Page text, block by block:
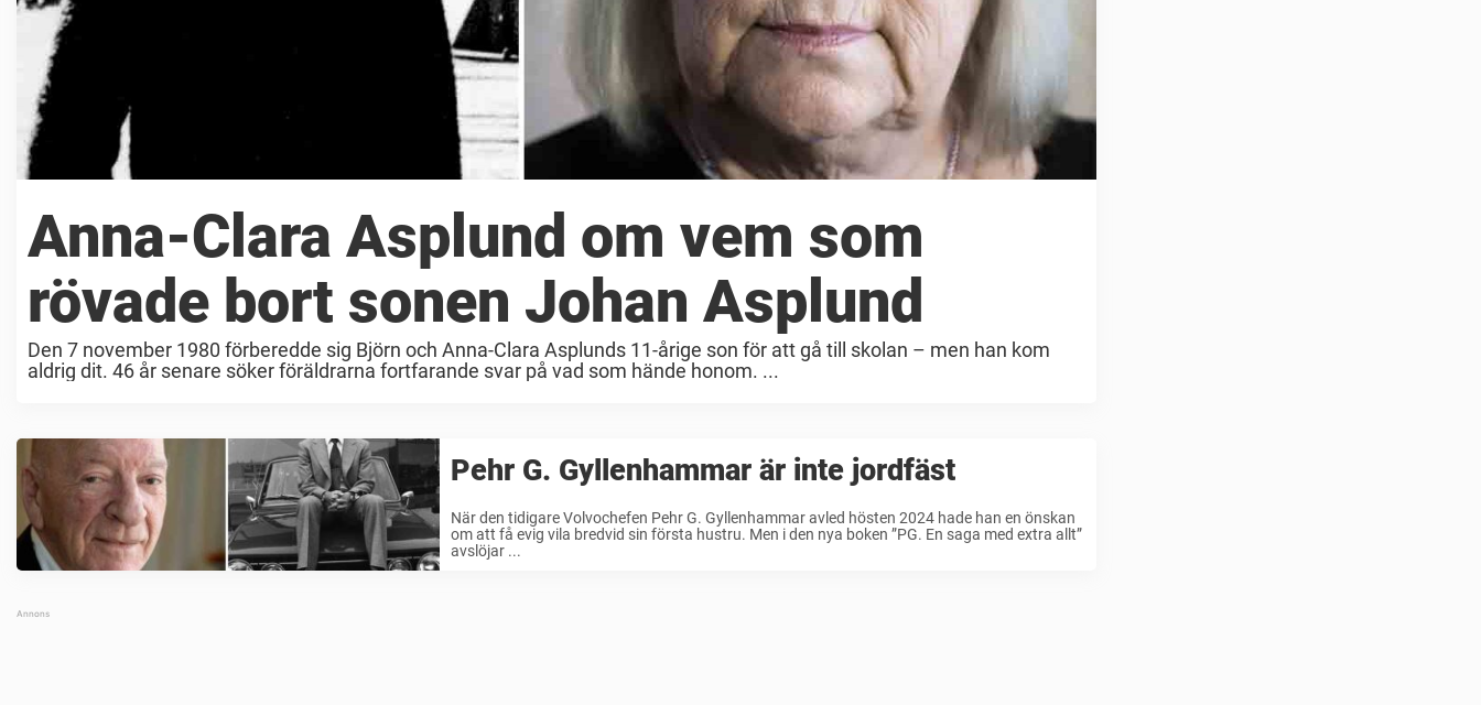
Anna-Clara Asplund om vem som
rövade bort sonen Johan Asplund
Den 7 november 1980 förberedde sig Björn och Anna-Clara Asplunds 11-årige son för att gå till skolan – men han kom
aldrig dit. 46 år senare söker föräldrarna fortfarande svar på vad som hände honom. ...
Pehr G. Gyllenhammar är inte jordfäst
När den tidigare Volvochefen Pehr G. Gyllenhammar avled hösten 2024 hade han en önskan
om att få evig vila bredvid sin första hustru. Men i den nya boken ”PG. En saga med extra allt”
avslöjar ...